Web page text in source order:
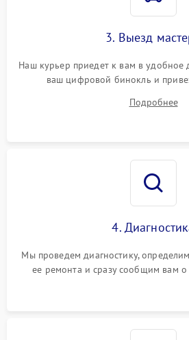
3. Выезд
Наш курьер приедет к вам в удобное
ваш цифровой бинокль и
Подробнее
4.
Мы проведем диагностику,
ее ремонта и сразу сообщим вам о